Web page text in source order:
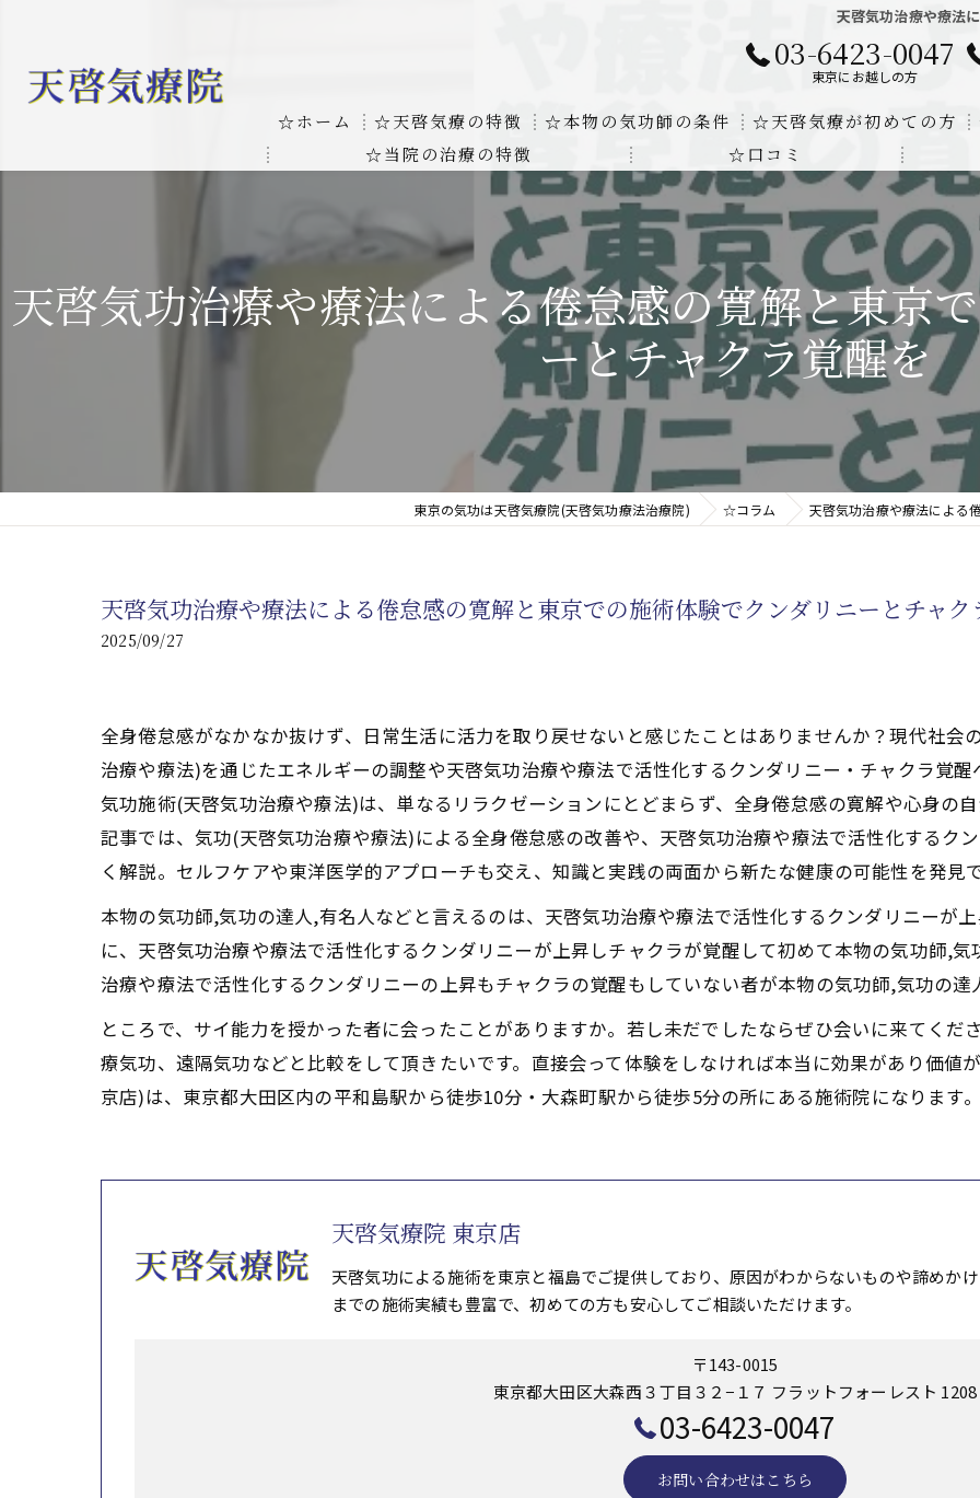
天啓気功治療や療法
03-6423-0047
東京にお越しの方
☆ホーム ☆天啓気療の特徴
お客様の質問に対する回答
天啓気療に関する書籍
本物の気功師にも優るサイ能力の凄さ
気功治療や療法と天啓気療の違い
☆本物の気功師の条件
クンダリニーの上昇でチャクラの覚醒
☆天啓気療が初めての方
☆当院の治療の特徴
線維筋痛症が天啓気療により奇跡的な寛解
難病の疾患
難病治療に革命チャクラ覚醒サイ能力
肝臓の疾患
肝臓疾患の原因と症状を解明及び緩解法
心臓の疾患
腎臓の疾患
☆口コミ
天啓気功治療や療法による倦怠感の寛解と東京
ーとチャクラ覚醒を
東京の気功は天啓気療院(天啓気功療法治療院) ☆コラム 天啓気功治療や療法による
天啓気功治療や療法による倦怠感の寛解と東京での施術体験でクンダリニーとチャク
2025/09/27
全身倦怠感がなかなか抜けず、日常生活に活力を取り戻せないと感じたことはありませんか？現代社会
治療や療法)を通じたエネルギーの調整や天啓気功治療や療法で活性化するクンダリニー・チャクラ覚
気功施術(天啓気功治療や療法)は、単なるリラクゼーションにとどまらず、全身倦怠感の寛解や心身の
記事では、気功(天啓気功治療や療法)による全身倦怠感の改善や、天啓気功治療や療法で活性化するク
く解説。セルフケアや東洋医学的アプローチも交え、知識と実践の両面から新たな健康の可能性を発見で
本物の気功師,気功の達人,有名人などと言えるのは、天啓気功治療や療法で活性化するクンダリニーが
に、天啓気功治療や療法で活性化するクンダリニーが上昇しチャクラが覚醒して初めて本物の気功師,
治療や療法で活性化するクンダリニーの上昇もチャクラの覚醒もしていない者が本物の気功師,気功の達
ところで、サイ能力を授かった者に会ったことがありますか。若し未だでしたならぜひ会いに来てくだ
療気功、遠隔気功などと比較をして頂きたいです。直接会って体験をしなければ本当に効果があり価値
京店)は、東京都大田区内の平和島駅から徒歩10分・大森町駅から徒歩5分の所にある施術院になります。
天啓気療院 東京店
天啓気功による施術を東京と福島でご提供しており、原因がわからないものや諦めか
までの施術実績も豊富で、初めての方も安心してご相談いただけます。
〒143-0015
東京都大田区大森西３丁目３２−１７ フラットフォーレスト 1208
03-6423-0047
お問い合わせはこちら